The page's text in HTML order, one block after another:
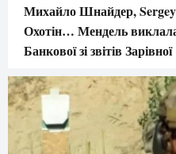
Михайло Шнайдер,
Охотін… Мендель
Банкової зі звітів Зарівної